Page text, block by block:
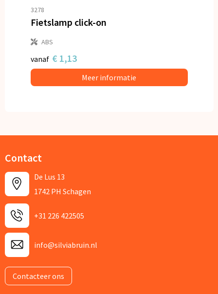
3278
Fietslamp click-on
ABS
vanaf € 1,13
Meer informatie
Contact
De Lus 13
1742 PH Schagen
+31 226 422505
info@silviabruin.nl
Contacteer ons